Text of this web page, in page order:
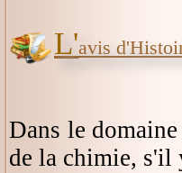
L'avis
Dans le
de la chimie, s'il